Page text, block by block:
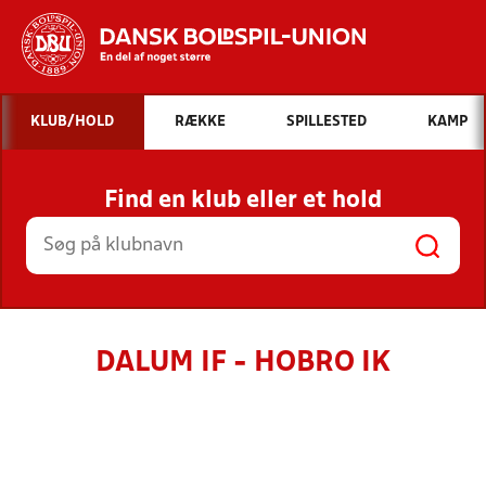
Hvad vil du søge efter?
INDHOLD OG NYHEDER
STILLINGER, RESULTATER, KLUBBER OG
HOLD
KLUB/HOLD RÆKKE SPILLESTED KAMP
Find en klub eller et hold
DALUM IF - HOBRO IK